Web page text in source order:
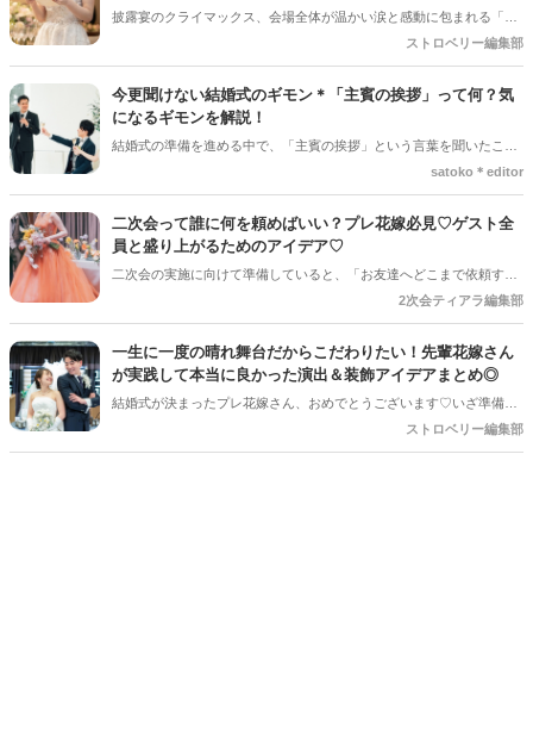
披露宴のクライマックス、会場全体が温かい涙と感動に包まれる「新
婦からご両親への手紙」。結婚式準備の終盤、「何から書き始めれば
レ花嫁さんは本当にたくさんいます。 育ててくれた家族への感謝を伝
える大切な場面だからこそ、心からの想いをまっすぐ届けたいですよ
ね。今回は、読みやすい手紙の基本構成から、ゲストがおいてけぼり
にならないための素敵な工夫まで、詳しくご紹介します◎
ストロベリー編集部
今更聞けない結婚式のギモン＊「主賓の挨拶」って何？気
になるギモンを解説！
結婚式の準備を進める中で、「主賓の挨拶」という言葉を聞いたこと
がある人は多いのではないでしょうか＊ですが、具体的に何をするの
ん。特に初めて結婚式を挙げる新郎新婦さんにとっては、「どんな基
準で選べばいいの？」「頼まれた側はどんなことを話すの？」とギモ
ンが尽きない部分でもあるかと思います＊そこで今回の記事では、
「主賓の挨拶」についての基本的な知識やお願いする相手の選び方、
satoko＊editor
二次会って誰に何を頼めばいい？プレ花嫁必見♡ゲスト全
員と盛り上がるためのアイデア♡
二次会の実施に向けて準備していると、「お友達へどこまで依頼する
のか」と悩まれている花嫁さんを多く見かけます◎ 「二次会の幹事を
している…！」など考えていると、誰に何を依頼すればいいのだろ
う・・・！ と結婚式準備にあわせてまたまた悩みが増えてしまうもの
です＊
2次会ティアラ編集部
一生に一度の晴れ舞台だからこだわりたい！先輩花嫁さん
が実践して本当に良かった演出＆装飾アイデアまとめ◎
結婚式が決まったプレ花嫁さん、おめでとうございます♡いざ準備を
始めると、「何から手をつければいいの？」「他の人はどんなことを
ストロベリー編集部